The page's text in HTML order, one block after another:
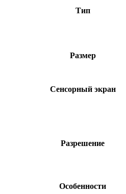
Тип
Размер
Сенсорный экран
Разрешение
Особенности